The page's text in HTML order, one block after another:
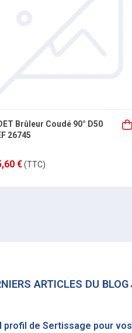
Brûleur Coudé 90° D50
26745
€(TTC)
ARTICLES DU BLOG
profil de Sertissage pour vos